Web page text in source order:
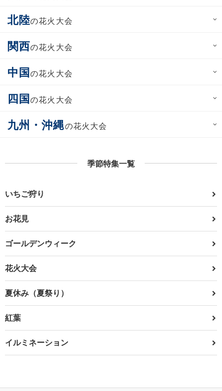
北陸の花火大会
関西の花火大会
中国の花火大会
四国の花火大会
九州・沖縄の花火大会
季節特集一覧
いちご狩り
お花見
ゴールデンウィーク
花火大会
夏休み（夏祭り）
紅葉
イルミネーション